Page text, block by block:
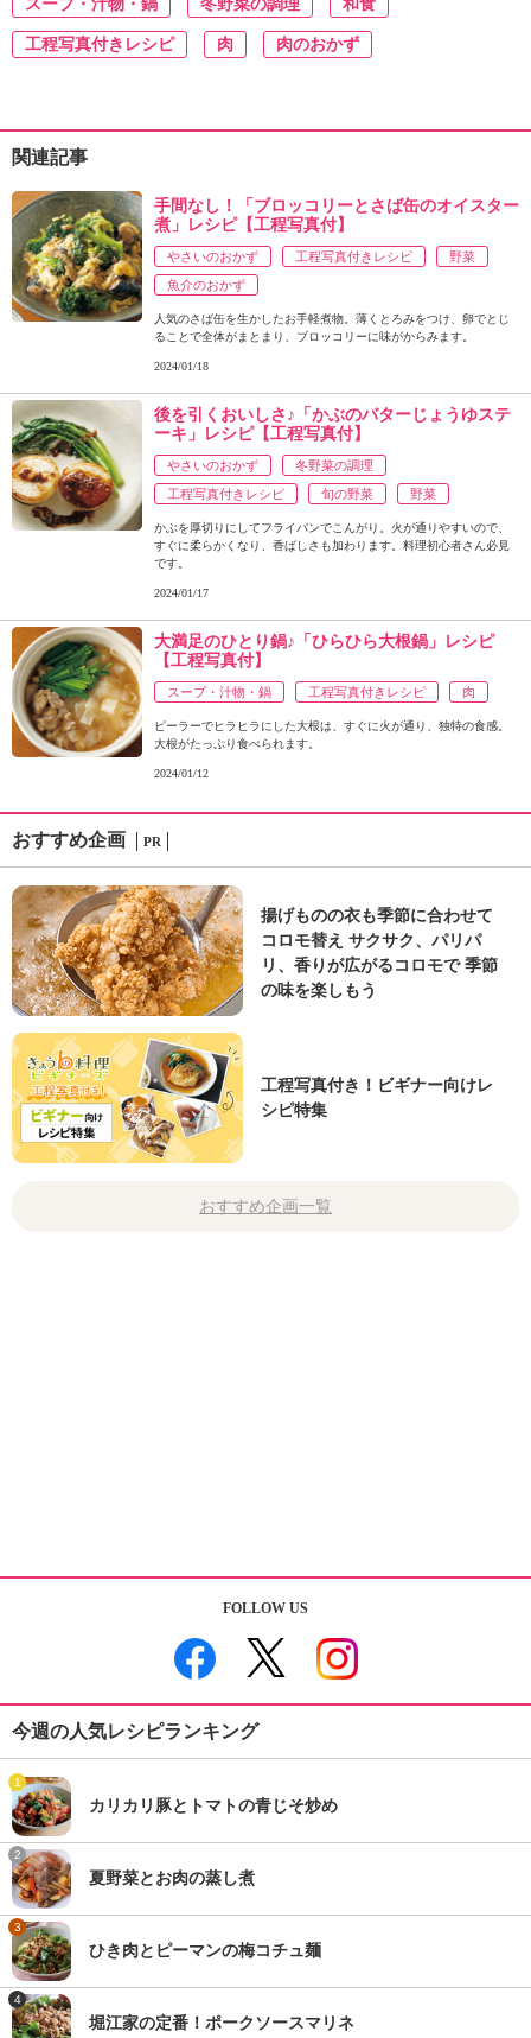
スープ・汁物・鍋 冬野菜の調理 和食
工程写真付きレシピ 肉 肉のおかず
関連記事
手間なし！「ブロッコリーとさば缶のオイスター
煮」レシピ【工程写真付】
やさいのおかず 工程写真付きレシピ
野菜
魚介のおかず
人気のさば缶を生かしたお手軽煮物。薄くとろみをつけ、卵でとじ
ることで全体がまとまり、ブロッコリーに味がからみます。
2024/01/18
後を引くおいしさ♪「かぶのバターじょうゆステ
ーキ」レシピ【工程写真付】
やさいのおかず
冬野菜の調理
工程写真付きレシピ
旬の野菜 野菜
かぶを厚切りにしてフライパンでこんがり。火が通りやすいので、
すぐに柔らかくなり、香ばしさも加わります。料理初心者さん必見
です。
2024/01/17
大満足のひとり鍋♪「ひらひら大根鍋」レシピ
【工程写真付】
スープ・汁物・鍋 工程写真付きレシピ 肉
ピーラーでヒラヒラにした大根は、すぐに火が通り、独特の食感。
大根がたっぷり食べられます。
2024/01/12
おすすめ企画 PR
揚げものの衣も季節に合わせて
コロモ替え サクサク、パリパ
リ、香りが広がるコロモで 季節
の味を楽しもう
工程写真付き！ビギナー向けレ
シピ特集
おすすめ企画一覧
FOLLOW US
今週の人気レシピランキング
1
カリカリ豚とトマトの青じそ炒め
2
夏野菜とお肉の蒸し煮
3
ひき肉とピーマンの梅コチュ麺
4
堀江家の定番！ポークソースマリネ